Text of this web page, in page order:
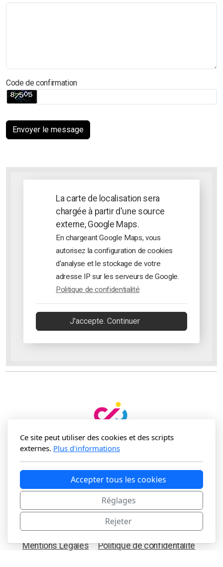
Code de confirmation
Envoyer le message
La carte de localisation sera
chargée à partir d'une source
externe, Google Maps.
En chargeant Google Maps, vous
autorisez la configuration de cookies
d'analyse et le stockage de votre
adresse IP sur les serveurs de Google.
Politique de confidentialité
J'accepte. Continuer
contact@digiclik.fr
Tél. 01 44 63 79 07 - Mob. 06 16 82 53 69
Mentions Légales Politique de confidentalité
Ce site peut utiliser des cookies et des scripts
externes. Plus d'informations
Accepter tous les cookies
Réglages
Rejeter